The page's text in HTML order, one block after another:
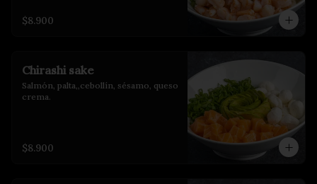
$8.900
Chirashi sake
Salmón, palta,,cebollín, sésamo, queso
crema.
$8.900